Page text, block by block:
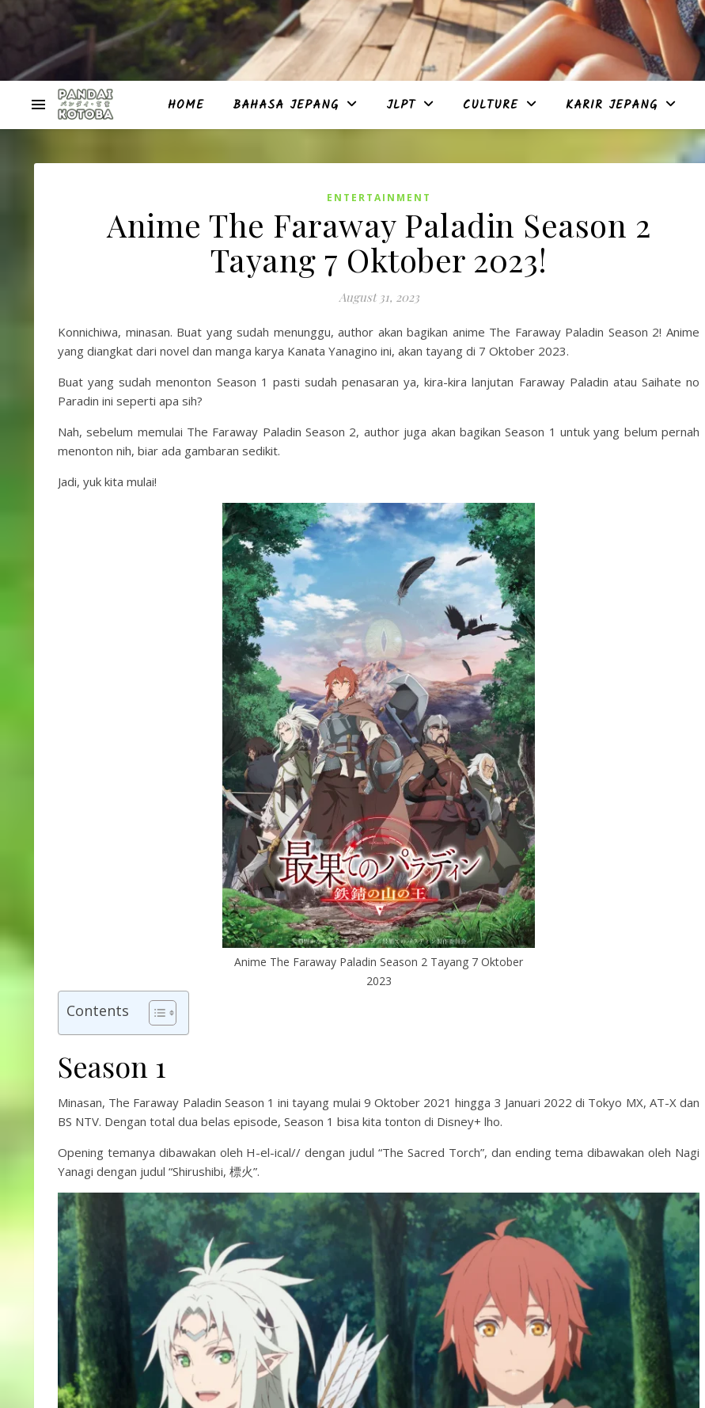
HOME BAHASA JEPANG JLPT CULTURE KARIR JEPANG
ENTERTAINMENT
Anime The Faraway Paladin Season 2
Tayang 7 Oktober 2023!
August 31, 2023
Konnichiwa, minasan. Buat yang sudah menunggu, author akan bagikan anime The Faraway Paladin Season 2! Anime
yang diangkat dari novel dan manga karya Kanata Yanagino ini, akan tayang di 7 Oktober 2023.
Buat yang sudah menonton Season 1 pasti sudah penasaran ya, kira-kira lanjutan Faraway Paladin atau Saihate no
Paradin ini seperti apa sih?
Nah, sebelum memulai The Faraway Paladin Season 2, author juga akan bagikan Season 1 untuk yang belum pernah
menonton nih, biar ada gambaran sedikit.
Jadi, yuk kita mulai!
Anime The Faraway Paladin Season 2 Tayang 7 Oktober
2023
Contents
Season 1
Minasan, The Faraway Paladin Season 1 ini tayang mulai 9 Oktober 2021 hingga 3 Januari 2022 di Tokyo MX, AT-X dan
BS NTV. Dengan total dua belas episode, Season 1 bisa kita tonton di Disney+ lho.
Opening temanya dibawakan oleh H-el-ical// dengan judul “The Sacred Torch”, dan ending tema dibawakan oleh Nagi
Yanagi dengan judul “Shirushibi, 標火”.